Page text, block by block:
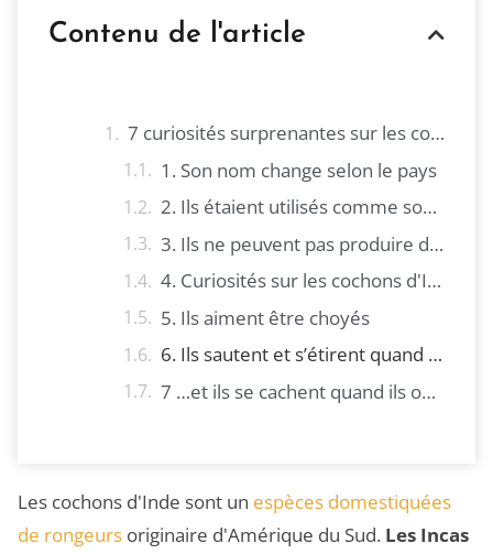
Contenu de l'article
7 curiosités surprenantes sur les cochons d'Inde
1. Son nom change selon le pays
2. Ils étaient utilisés comme source de nourriture dans le passé
3. Ils ne peuvent pas produire de vitamine C... et ils mangent leurs propres excréments
4. Curiosités sur les cochons d'Inde concernant leurs sens
5. Ils aiment être choyés
6. Ils sautent et s’étirent quand ils sont heureux…
7 …et ils se cachent quand ils ont peur
Les cochons d'Inde sont un espèces domestiquées
de rongeurs originaire d'Amérique du Sud. Les Incas